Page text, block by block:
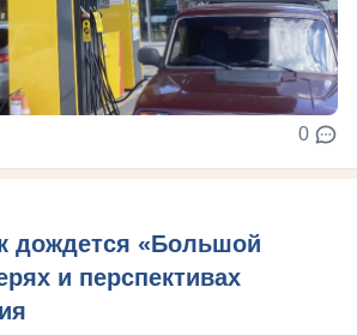
0
дождется «Большой
и перспективах